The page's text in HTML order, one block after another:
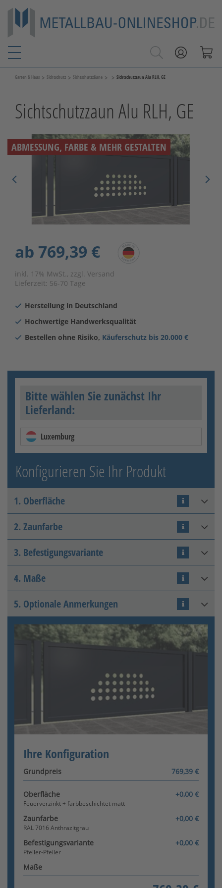
Garten & Haus > Sichtschutz > Sichtschutzzäune > > Sichtschutzzaun Alu RLH, GE
Sichtschutzzaun Alu RLH, GE
ABMESSUNG, FARBE & MEHR GESTALTEN
ab 769,39 €
inkl. 17% MwSt., zzgl. Versand
Lieferzeit: 56-70 Tage
Herstellung in Deutschland
Hochwertige Handwerksqualität
Bestellen ohne Risiko, Käuferschutz bis 20.000 €
Bitte wählen Sie zunächst Ihr
Lieferland:
Luxemburg
Konfigurieren Sie Ihr Produkt
1. Oberfläche
farbbeschichtet matt
Feuerverzinkt +
farbbeschichtet glänzend
[+69,26 € pro m²]
2. Zaunfarbe
FARBE AUSWÄHLEN
3. Befestigungsvariante
Pfeiler-Pfosten
4. Maße
Höhe Zaunelement:
Zulässiger Bereich: 800 - 2000
Länge Zaunfeld:
mm
5. Optionale Anmerkungen
Ihre Konfiguration
Grundpreis 769,39 €
Oberfläche +0,00 €
Feuerverzinkt + farbbeschichtet matt
Zaunfarbe +0,00 €
RAL 7016 Anthrazitgrau
Befestigungsvariante +0,00 €
Pfeiler-Pfeiler
Maße
Konfigurator wird geladen